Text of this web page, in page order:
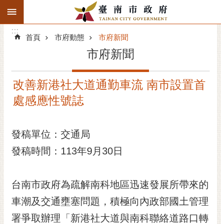
跳到主要內容區塊
搜
階
精彩府城
市府團隊
主題服務
市政資訊
市民互動
:::
:::
首頁 市府動態 市府新聞
市府新聞
改善新港社大道通勤車流 南市設置首
處感應性號誌
發稿單位：交通局
發稿時間：113年9月30日
台南市政府為疏解南科地區迅速發展所帶來的
車潮及交通壅塞問題，積極向內政部國土管理
署爭取辦理「新港社大道與南科聯絡道路口轉